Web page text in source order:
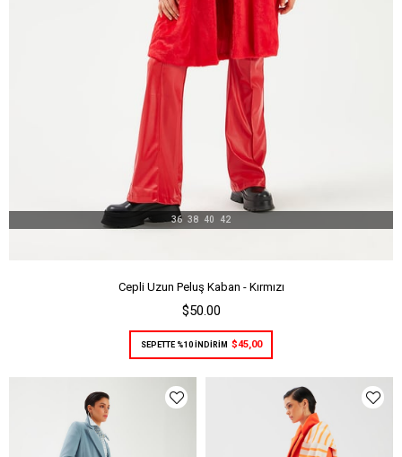
Cepli Uzun Peluş Kaban - Kırmızı
$50.00
36 38 40 42
SEPETTE %10 İNDİRİM $45,00